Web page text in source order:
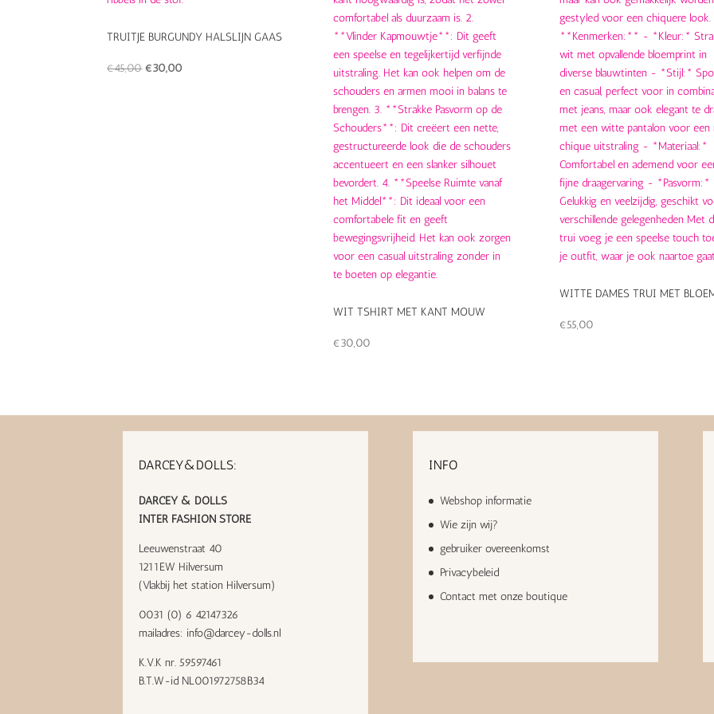
TRUITJE BURGUNDY HALSLIJN GAAS
€45,00 Oorspronkelijke
€30,00
WIT TSHIRT MET KANT MOUW
€30,00
WITTE DAMES TRUI MET
€55,00
DARCEY&DOLLS:
DARCEY & DOLLS
INTER FASHION STORE
Leeuwenstraat 40
1211EW Hilversum
(Vlakbij het station Hilversum)
0031 (0) 6 42147326
mailadres: info@darcey-dolls.nl
K.V.K nr. 59597461
B.T.W-id NL001972758B34
INFO
Webshop informatie
Wie zijn wij?
gebruiker overeenkomst
Privacybeleid
Contact met onze boutique